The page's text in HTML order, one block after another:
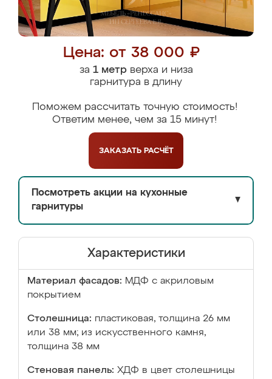
Цена: от 38 000 ₽
за 1 метрверха и низа
гарнитура в длину
Поможем рассчитать точную стоимость!
Ответим менее, чем за 15 минут!
ЗАКАЗАТЬ РАСЧЁТ
Посмотреть акции на кухонные
гарнитуры
▼
Характеристики
Материал фасадов: МДФ с акриловым
покрытием
Столешница: пластиковая, толщина 26 мм
или 38 мм; из искусственного камня,
толщина 38 мм
Стеновая панель: ХДФ в цвет столешницы